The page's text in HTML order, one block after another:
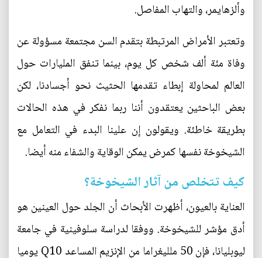
وألزهايمر، والتهاب المفاصل.
وتعتبر الأمراض المرتبطة بتقدم السن مجتمعة مسؤولة عن
وفاة مئة ألف شخص كل يوم، بينما تنفق المليارات حول
العالم لمحاولة إبطاء تقدمها الحثيث نحو أجسادنا، لكن
بعض الباحثين يعتقدون أننا ربما نفكر في هذه الحالات
بطريقة خاطئة. ويقولون إن علينا البدء في التعامل مع
الشيخوخة نفسها كمرض يمكن الوقاية والشفاء منه أيضا.
كيف تتخلص من آثار الشيخوخة؟
العناية بالعيون، أظهرت الأبحاث أن الجلد حول العينين هو
أدق مؤشر للشيخوخة. ووفقا لدراسة سلوفينية في جامعة
ليوبليانا، فإن 50 ملليغراما من الإنزيم المساعد Q10 يوميا